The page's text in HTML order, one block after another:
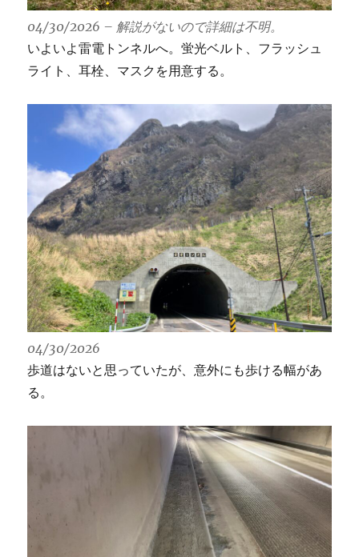
04/30/2026 – 解説がないので詳細は不明。
いよいよ雷電トンネルへ。蛍光ベルト、フラッシュ
ライト、耳栓、マスクを用意する。
04/30/2026
歩道はないと思っていたが、意外にも歩ける幅があ
る。